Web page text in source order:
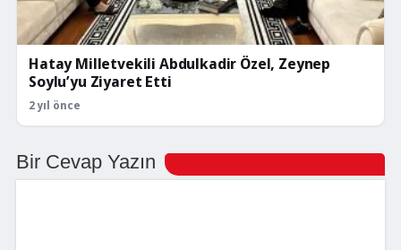
Hatay Milletvekili Abdulkadir Özel, Zeynep
Soylu’yu Ziyaret Etti
2 yıl önce
Bir Cevap Yazın